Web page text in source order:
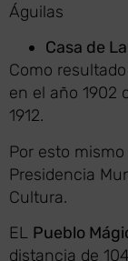
Águilas
Casa de
Como
en el año 1902
1912.
Por esto
Presidencia
Cultura.
EL Pueblo
distancia de